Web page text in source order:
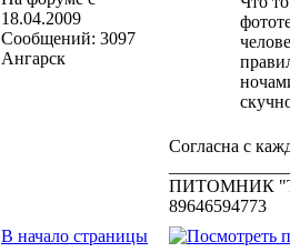
18.04.2009
Сообщений: 3097
Ангарск
Согласна с
ПИТОМНИК
89646594773
В начало страницы